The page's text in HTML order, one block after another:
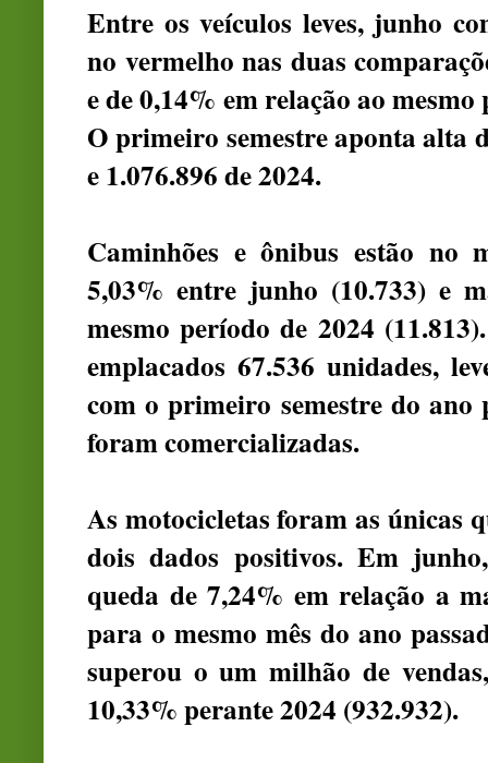
Entre os veículos leves, junho
no vermelho nas duas
e de 0,14% em relação ao
O primeiro semestre aponta alta
e 1.076.896 de 2024.
Caminhões e ônibus estão no
5,03% entre junho (10.733) e
mesmo período de 2024
emplacados 67.536 unidades,
com o primeiro semestre do ano
foram comercializadas.
As motocicletas foram as únicas
dois dados positivos. Em
queda de 7,24% em relação a
para o mesmo mês do ano
superou o um milhão de
10,33% perante 2024 (932.932).